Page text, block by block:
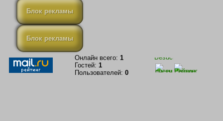
Блок рекламы
Блок рекламы
Онлайн всего: 1
Гостей: 1
Пользователей: 0